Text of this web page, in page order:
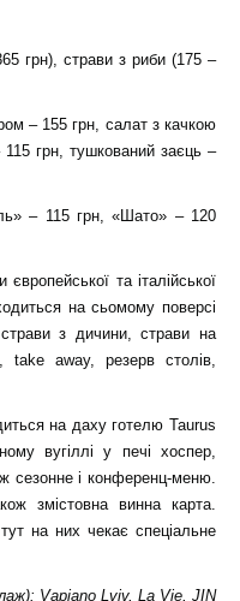
грн), страви з риби (175 –
– 155 грн, салат з качкою
грн, тушкований заєць –
– 115 грн, «Шато» – 120
та італійської
на сьомому поверсі
з дичини, страви на
take away, резерв столів,
на даху готелю Taurus
вугіллі у печі хоспер,
сезонне і конференц-меню.
змістовна винна карта.
на них чекає спеціальне
Vapiano Lviv, La Vie, JIN